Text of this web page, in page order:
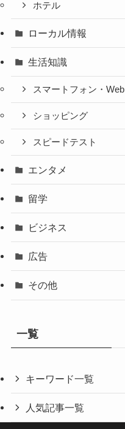
ホテル
ローカル情報
生活知識
スマートフォン・Web
ショッピング
スピードテスト
エンタメ
留学
ビジネス
広告
その他
一覧
キーワード一覧
人気記事一覧